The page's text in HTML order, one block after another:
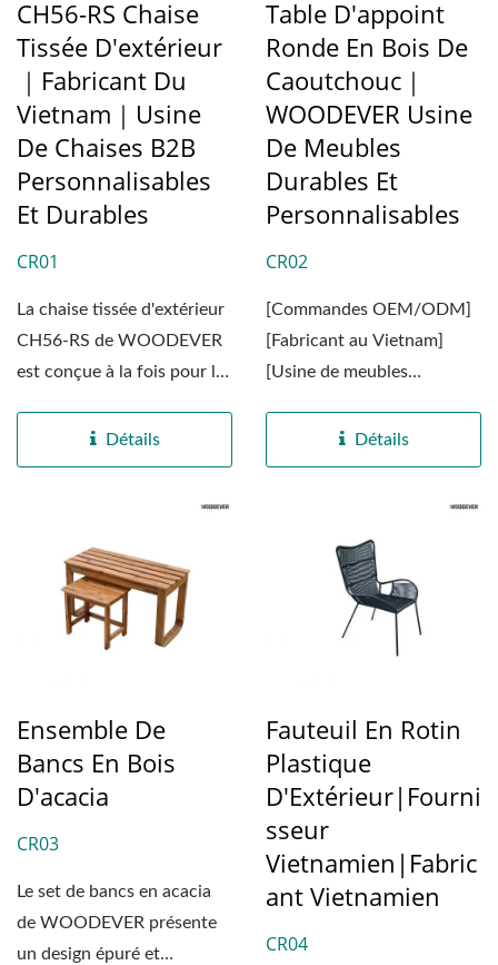
CH56-RS Chaise
Tissée D'extérieur
｜Fabricant Du
Vietnam｜Usine
De Chaises B2B
Personnalisables
Et Durables
CR01
La chaise tissée d'extérieur
CH56-RS de WOODEVER
est conçue à la fois pour le
Détails
Table D'appoint
Ronde En Bois De
Caoutchouc｜
WOODEVER Usine
De Meubles
Durables Et
Personnalisables
CR02
[Commandes OEM/ODM]
[Fabricant au Vietnam]
[Usine de meubles
[Fournisseur...Détails
Ensemble De
Bancs En Bois
D'acacia
CR03
Le set de bancs en acacia
de WOODEVER présente
un design épuré et
Fauteuil En Rotin
Plastique
D'Extérieur|Fourni
Sseur
Vietnamien|Fabric
Ant Vietnamien
CR04